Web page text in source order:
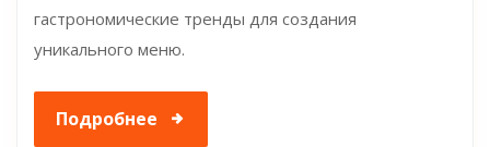
гастрономические тренды для создания
уникального меню.
Подробнее